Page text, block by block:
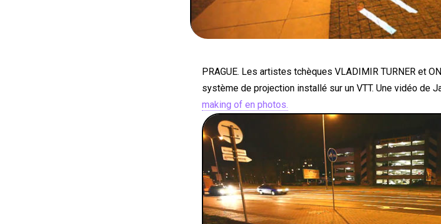
PRAGUE. Les artistes tchèques VLADIMIR TURNER et
système de projection installé sur un VTT. Une vidéo de
making of en photos.